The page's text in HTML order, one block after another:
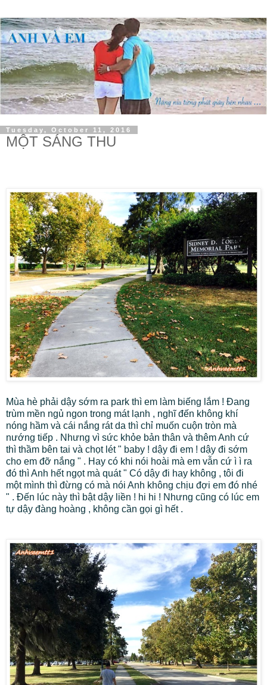
Tuesday, October 11, 2016
MỘT SÁNG THU
Mùa hè phải dậy sớm ra park thì em làm biếng lắm ! Đang
trùm mền ngủ ngon trong mát lạnh , nghĩ đến không khí
nóng hầm và cái nắng rát da thì chỉ muốn cuộn tròn mà
nướng tiếp . Nhưng vì sức khỏe bản thân và thêm Anh cứ
thì thầm bên tai và chọt lét " baby ! dậy đi em ! dậy đi sớm
cho em đỡ nắng " . Hay có khi nói hoài mà em vẫn cứ ì ì ra
đó thì Anh hết ngọt mà quát " Có dậy đi hay không , tôi đi
một mình thì đừng có mà nói Anh không chịu đợi em đó nhé
" . Đến lúc này thì bật dậy liền ! hi hi ! Nhưng cũng có lúc em
tự dậy đàng hoàng , không cần gọi gì hết .